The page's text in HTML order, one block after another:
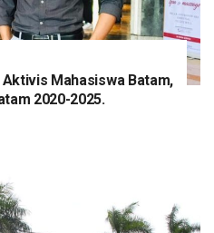
Mahasiswa Batam,
2020-2025.